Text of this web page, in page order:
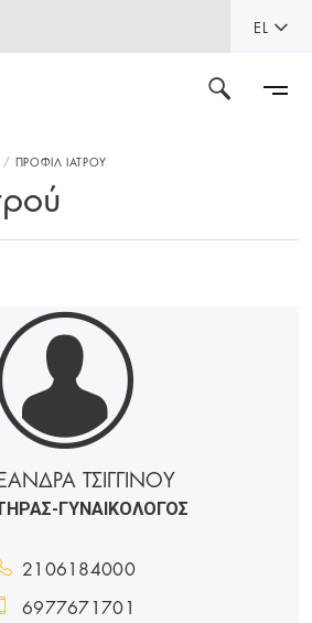
EL
ΠΡΟΦΙΛ ΙΑΤΡΟΥ
ΤΣΙΓΓΙΝΟΥ
ΓΥΝΑΙΚΟΛΟΓΟΣ
2106184000
6977671701